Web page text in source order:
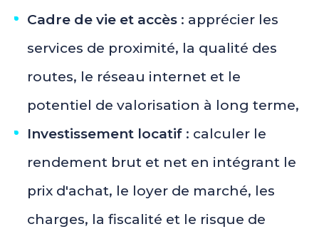
Cadre de vie et accès : apprécier les
services de proximité, la qualité des
routes, le réseau internet et le
potentiel de valorisation à long terme,
Investissement locatif : calculer le
rendement brut et net en intégrant le
prix d'achat, le loyer de marché, les
charges, la fiscalité et le risque de